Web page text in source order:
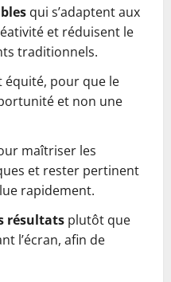
qui s’adaptent aux
et réduisent le
traditionnels.
équité, pour que le
et non une
maîtriser les
et rester pertinent
rapidement.
résultats plutôt que
l’écran, afin de